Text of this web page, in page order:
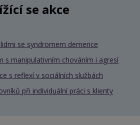
se akce
se syndromem demence
s manipulativním chováním i agresí
s reflexí v sociálních službách
při individuální práci s klienty